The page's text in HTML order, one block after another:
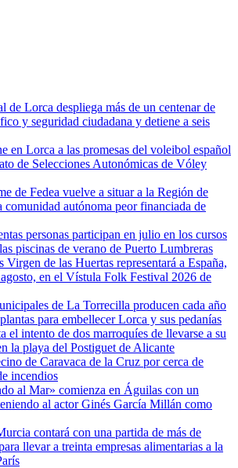
de Lorca despliega más de un centenar de
y seguridad ciudadana y detiene a seis
en Lorca a las promesas del voleibol español
de Selecciones Autonómicas de Vóley
de Fedea vuelve a situar a la Región de
autónoma peor financiada de
personas participan en julio en los cursos
piscinas de verano de Puerto Lumbreras
Virgen de las Huertas representará a España,
en el Vístula Folk Festival 2026 de
de La Torrecilla producen cada año
para embellecer Lorca y sus pedanías
el intento de dos marroquíes de llevarse a su
la playa del Postiguet de Alicante
de Caravaca de la Cruz por cerca de
incendios
al Mar» comienza en Águilas con un
al actor Ginés García Millán como
contará con una partida de más de
llevar a treinta empresas alimentarias a la